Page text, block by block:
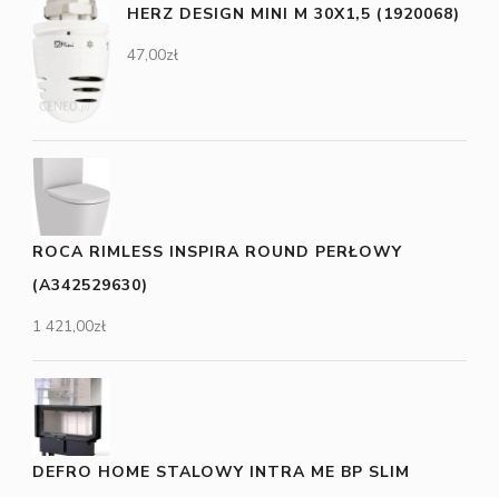
HERZ DESIGN MINI M 30X1,5 (1920068)
47,00zł
ROCA RIMLESS INSPIRA ROUND PERŁOWY
(A342529630)
1 421,00zł
DEFRO HOME STALOWY INTRA ME BP SLIM